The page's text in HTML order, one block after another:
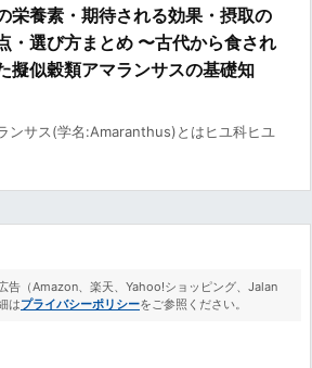
栄養素・期待される効果・摂取の
・選び方まとめ 〜古代から食され
擬似穀類アマランサスの基礎知
ンサス(学名:Amaranthus)とはヒユ科ヒユ
告（Amazon、楽天、Yahoo!ショッピング、Jalan
はプライバシーポリシーをご参照ください。